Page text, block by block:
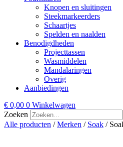
Knopen en sluitingen
Steekmarkeerders
Schaartjes
Spelden en naalden
Benodigdheden
Projecttassen
Wasmiddelen
Mandalaringen
Overig
Aanbiedingen
€ 0,00 0 Winkelwagen
Zoeken
Alle producten /Merken / Soak /